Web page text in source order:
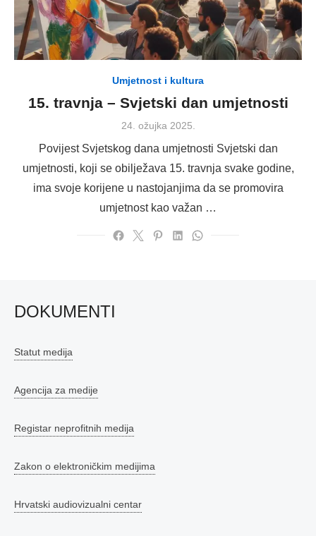
Umjetnost i kultura
15. travnja – Svjetski dan umjetnosti
Posted
24. ožujka 2025.
Povijest Svjetskog dana umjetnosti Svjetski dan
umjetnosti, koji se obilježava 15. travnja svake godine,
ima svoje korijene u nastojanjima da se promovira
umjetnost kao važan …
DOKUMENTI
Statut medija
Agencija za medije
Registar neprofitnih medija
Zakon o elektroničkim medijima
Hrvatski audiovizualni centar